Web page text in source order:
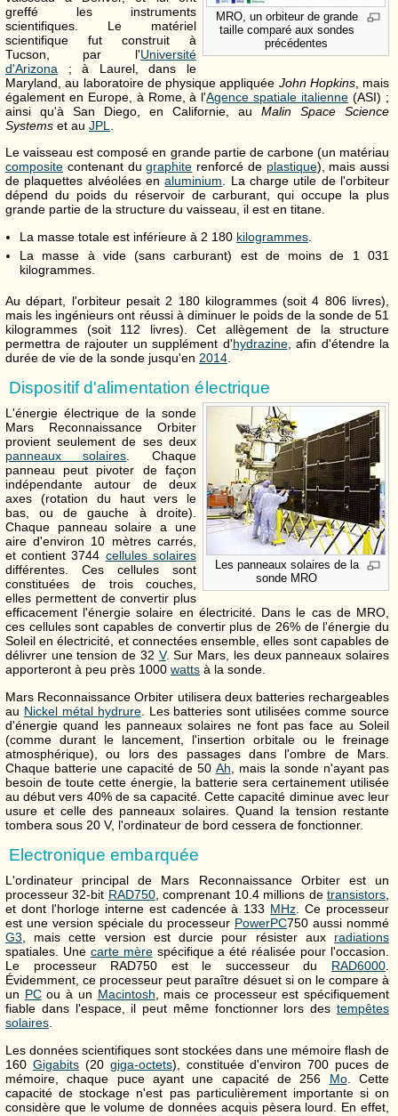
MRO, un orbiteur de grande
taille comparé aux sondes
précédentes
greffé les instruments
scientifiques. Le matériel
scientifique fut construit à
Tucson, par l'Université
d'Arizona ; à Laurel, dans le
Maryland, au laboratoire de physique appliquée John Hopkins, mais
également en Europe, à Rome, à l'Agence spatiale italienne (ASI) ;
ainsi qu'à San Diego, en Californie, au Malin Space Science
Systems et au JPL
Le vaisseau est composé en grande partie de carbone (un matériau
composite contenant dugraphite renforcé de plastique), mais aussi
de plaquettes alvéolées enaluminium . La charge utile de l'orbiteur
dépend du poids du réservoir de carburant, qui occupe la plus
grande partie de la structure du vaisseau, il est en titane.
La masse totale est inférieure à 2 180 kilogrammes
La masse à vide (sans carburant) est de moins de 1 031
kilogrammes.
Au départ, l'orbiteur pesait 2 180 kilogrammes (soit 4 806 livres),
mais les ingénieurs ont réussi à diminuer le poids de la sonde de 51
kilogrammes (soit 112 livres). Cet allègement de la structure
permettra de rajouter un supplément d'hydrazine, afin d'étendre la
durée de vie de la sonde jusqu'en 2014
Dispositif d'alimentation électrique
Les panneaux solaires de la
sonde MRO
L'énergie électrique de la sonde
Mars Reconnaissance Orbiter
provient seulement de ses deux
panneaux solaires. Chaque
panneau peut pivoter de façon
indépendante autour de deux
axes (rotation du haut vers le
bas, ou de gauche à droite).
Chaque panneau solaire a une
aire d'environ 10 mètres carrés,
et contient 3744 cellules solaires
différentes. Ces cellules sont
constituées de trois couches,
elles permettent de convertir plus
efficacement l'énergie solaire en électricité. Dans le cas de MRO,
ces cellules sont capables de convertir plus de 26% de l'énergie du
Soleil en électricité, et connectées ensemble, elles sont capables de
délivrer une tension de 32 V. Sur Mars, les deux panneaux solaires
apporteront à peu près 1000 watts à la sonde.
Mars Reconnaissance Orbiter utilisera deux batteries rechargeables
au Nickel métal hydrure. Les batteries sont utilisées comme source
d'énergie quand les panneaux solaires ne font pas face au Soleil
(comme durant le lancement, l'insertion orbitale ou le freinage
atmosphérique), ou lors des passages dans l'ombre de Mars.
Chaque batterie une capacité de 50 Ah , mais la sonde n'ayant pas
besoin de toute cette énergie, la batterie sera certainement utilisée
au début vers 40% de sa capacité. Cette capacité diminue avec leur
usure et celle des panneaux solaires. Quand la tension restante
tombera sous 20 V, l'ordinateur de bord cessera de fonctionner.
Electronique embarquée
L'ordinateur principal de Mars Reconnaissance Orbiter est un
processeur 32-bit RAD750, comprenant 10.4 millions detransistors
et dont l'horloge interne est cadencée à 133 MHz . Ce processeur
est une version spéciale du processeur PowerPC750 aussi nommé
G3 , mais cette version est durcie pour résister aux radiations
spatiales. Une carte mèrespécifique a été réalisée pour l'occasion.
Le processeur RAD750 est le successeur du RAD6000
Évidemment, ce processeur peut paraître désuet si on le compare à
un PCou à un Macintosh , mais ce processeur est spécifiquement
fiable dans l'espace, il peut même fonctionner lors des tempêtes
solaires
Les données scientifiques sont stockées dans une mémoire flash de
160 Gigabits(20 giga-octets), constituée d'environ 700 puces de
mémoire, chaque puce ayant une capacité de 256 Mo. Cette
capacité de stockage n'est pas particulièrement importante si on
considère que le volume de données acquis pèsera lourd. En effet,